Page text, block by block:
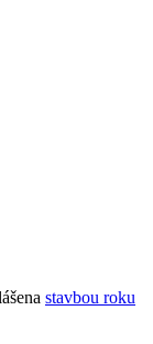
stavbou roku